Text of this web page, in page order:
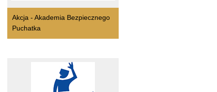
Akcja - Akademia Bezpiecznego
Puchatka